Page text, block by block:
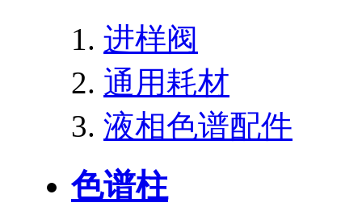
进样阀
通用耗材
液相色谱配件
色谱柱